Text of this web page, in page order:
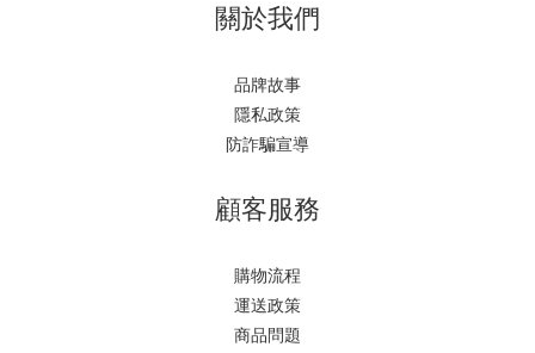
關於我們
品牌故事
隱私政策
防詐騙宣導
顧客服務
購物流程
運送政策
商品問題